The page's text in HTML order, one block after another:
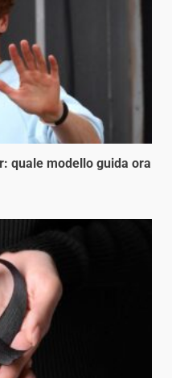
quale modello guida ora